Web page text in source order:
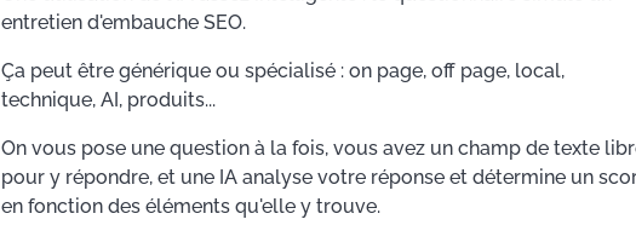
entretien d'embauche SEO.
Ça peut être générique ou spécialisé : on page, off page, local,
technique, AI, produits...
On vous pose une question à la fois, vous avez un champ de texte
pour y répondre, et une IA analyse votre réponse et détermine un
en fonction des éléments qu'elle y trouve.